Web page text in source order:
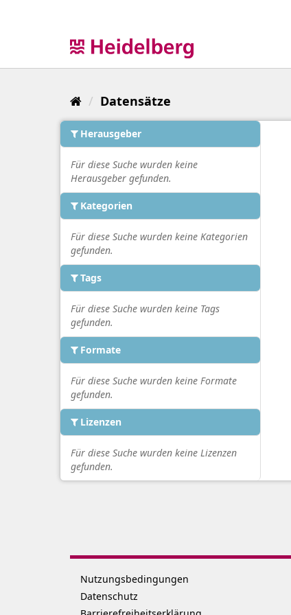
Datensätze
Herausgeber
Für diese Suche wurden keine
Herausgeber gefunden.
Kategorien
Für diese Suche wurden keine Kategorien
gefunden.
Tags
Für diese Suche wurden keine Tags
gefunden.
Formate
Für diese Suche wurden keine Formate
gefunden.
Lizenzen
Für diese Suche wurden keine Lizenzen
gefunden.
Nutzungsbedingungen
Datenschutz